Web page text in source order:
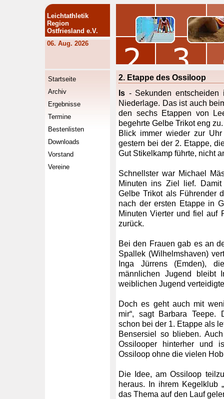
Leichtathletik
Region
Ostfriesland e.V.
06. Aug. 2026
Startseite
Archiv
Ergebnisse
Termine
Bestenlisten
Downloads
Vorstand
Vereine
2. Etappe des Ossiloop
ls - Sekunden
Niederlage. Das ist auch
den sechs Etappen von
begehrte Gelbe Trikot eng
Blick immer wieder zur
gestern bei der 2. Etappe,
Gut Stikelkamp führte, nicht
Schnellster war Michael
Minuten ins Ziel lief.
Gelbe Trikot als Führender
nach der ersten Etappe in
Minuten Vierter und fiel auf
zurück.
Bei den Frauen gab es an
Spallek (Wilhelmshaven)
Inga Jürrens (Emden),
männlichen Jugend bleibt
weiblichen Jugend
Doch es geht auch mit
mir“, sagt Barbara Teepe.
schon bei der 1. Etappe als
Bensersiel so blieben.
Ossilooper hinterher und
Ossiloop ohne die vielen
Die Idee, am Ossiloop
heraus. In ihrem Kegelklub
das Thema auf den Lauf